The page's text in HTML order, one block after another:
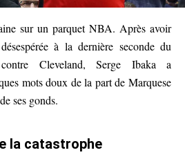
sur un parquet NBA. Après avoir
à la dernière seconde du
Cleveland, Serge Ibaka a
mots doux de la part de Marquese
ses gonds.
la catastrophe